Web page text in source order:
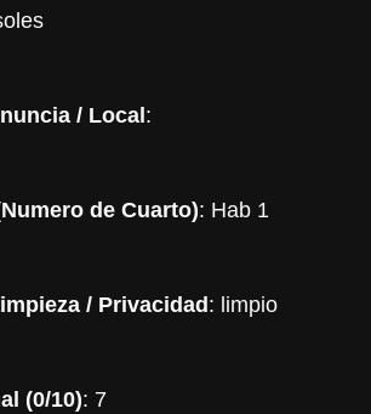
/ Local :
de Cuarto): Hab 1
/ Privacidad : limpio
(0/10): 7